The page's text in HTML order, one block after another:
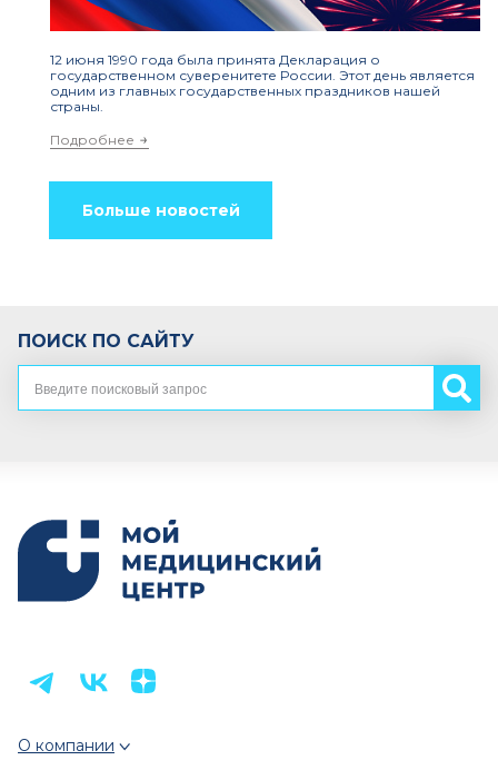
12 июня 1990 года была принята Декларация о
государственном суверенитете России. Этот день является
одним из главных государственных праздников нашей
страны.
Подробнее
Больше новостей
ПОИСК ПО САЙТУ
О компании